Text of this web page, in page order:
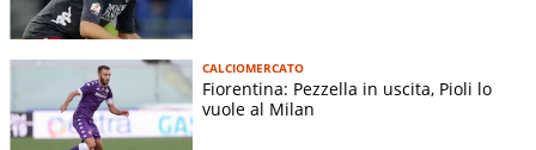
CALCIOMERCATO
Fiorentina: Pezzella in uscita, Pioli lo
vuole al Milan